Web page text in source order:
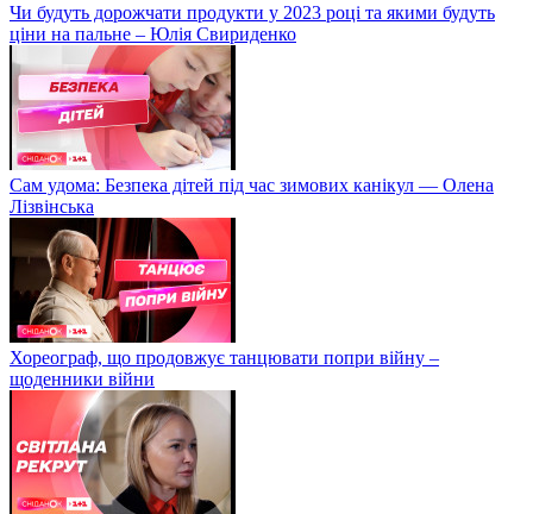
Чи будуть дорожчати продукти у 2023 році та якими будуть
ціни на пальне – Юлія Свириденко
Сам удома: Безпека дітей під час зимових канікул — Олена
Лізвінська
Хореограф, що продовжує танцювати попри війну –
щоденники війни